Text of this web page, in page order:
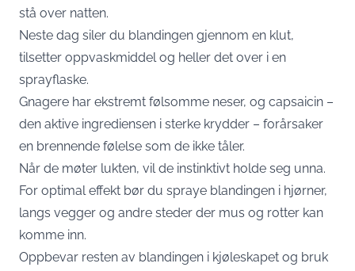
stå over natten.
Neste dag siler du blandingen gjennom en klut,
tilsetter oppvaskmiddel og heller det over i en
sprayflaske.
Gnagere har ekstremt følsomme neser, og capsaicin –
den aktive ingrediensen i sterke krydder – forårsaker
en brennende følelse som de ikke tåler.
Når de møter lukten, vil de instinktivt holde seg unna.
For optimal effekt bør du spraye blandingen i hjørner,
langs vegger og andre steder der mus og rotter kan
komme inn.
Oppbevar resten av blandingen i kjøleskapet og bruk